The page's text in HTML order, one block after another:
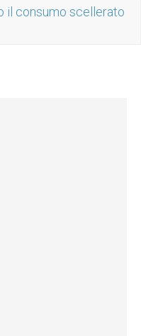
il consumo scellerato